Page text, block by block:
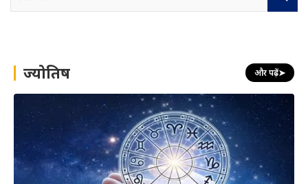
h ज्योतिष और पढ़ें➤